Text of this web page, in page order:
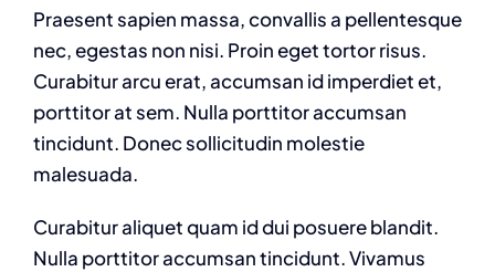
Praesent sapien massa, convallis a pellentesque
nec, egestas non nisi. Proin eget tortor risus.
Curabitur arcu erat, accumsan id imperdiet et,
porttitor at sem. Nulla porttitor accumsan
tincidunt. Donec sollicitudin molestie
malesuada.
Curabitur aliquet quam id dui posuere blandit.
Nulla porttitor accumsan tincidunt. Vivamus